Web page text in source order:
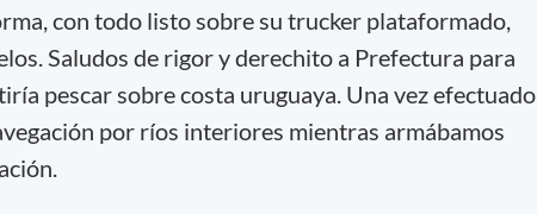
con todo listo sobre su trucker plataformado,
Saludos de rigor y derechito a Prefectura para
pescar sobre costa uruguaya. Una vez efectuado
por ríos interiores mientras armábamos